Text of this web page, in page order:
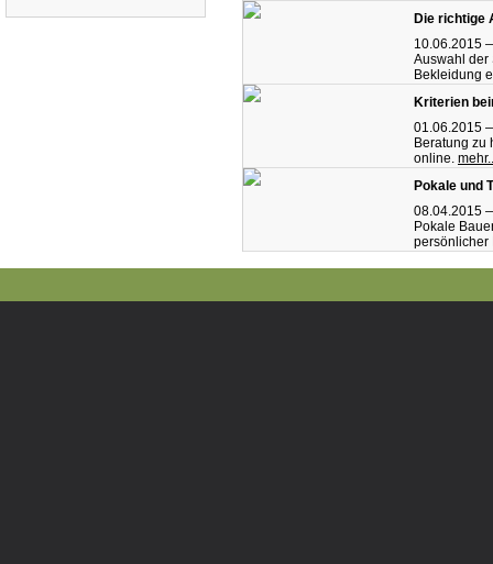
Die richtige
10.06.2015
Auswahl der
Bekleidung
Kriterien
01.06.2015
Beratung zu
online.
Pokale und
08.04.2015
Pokale
persönlicher